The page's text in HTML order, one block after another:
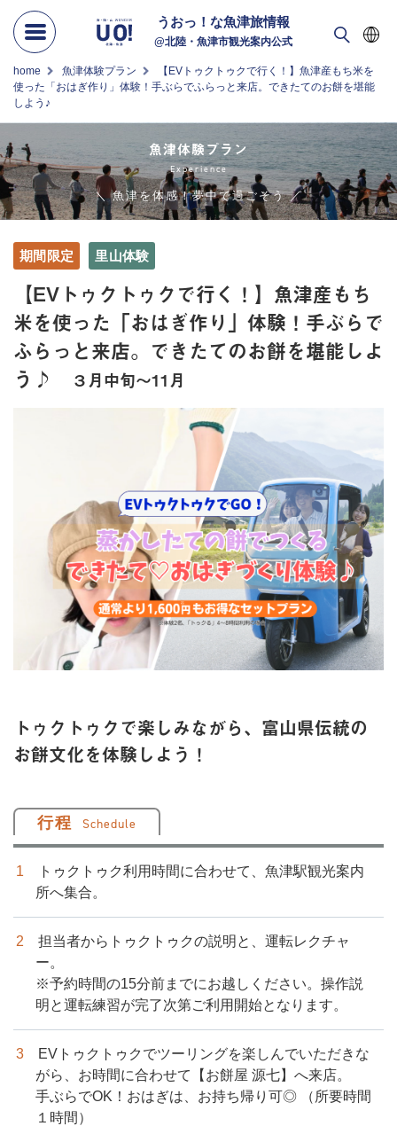
うおっ！な魚津旅情報
@北陸・魚津市観光案内公式
home 魚津体験プラン
【EVトゥクトゥクで行く！】魚津産もち米を
使った「おはぎ作り」体験！手ぶらでふらっと来店。できたてのお餅を堪能
しよう♪
魚津体験プラン
Experience
＼ 魚津を体感！夢中で過ごそう ／
期間限定 里山体験
【EVトゥクトゥクで行く！】魚津産もち
米を使った「おはぎ作り」体験！手ぶらで
ふらっと来店。できたてのお餅を堪能しよ
う♪
３月中旬～11月
トゥクトゥクで楽しみながら、富山県伝統の
お餅文化を体験しよう！
行程 Schedule
トゥクトゥク利用時間に合わせて、魚津駅観光案内
所へ集合。
担当者からトゥクトゥクの説明と、運転レクチャ
ー。
※予約時間の15分前までにお越しください。操作説
明と運転練習が完了次第ご利用開始となります。
EVトゥクトゥクでツーリングを楽しんでいただきな
がら、お時間に合わせて【お餅屋 源七】へ来店。
手ぶらでOK！おはぎは、お持ち帰り可◎ （所要時間
１時間）